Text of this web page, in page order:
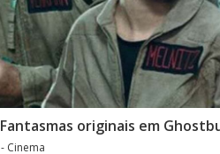
originais em
Cinema